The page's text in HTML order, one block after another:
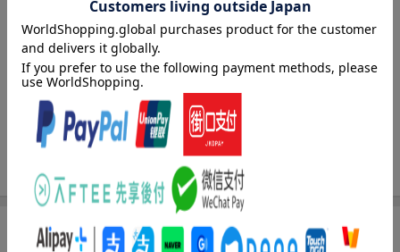
歌うことが好きな少年・マコトは人前で歌うのが苦手だった。あ
る夜、海に向かってひとりで歌っているとノブアキという少年に
出会う。黙ってマコトの歌を聞いてくれたノブアキに居心地の良
さを感じたが、気づけば彼はいなくなっていた。もう二度と会え
ないと思っていたノブアキと高校で再会したマコトは、彼に恋し
ていることに気が付く。しかし思いを告げられないまま卒業を迎
えた。そして再び、大学生になった二人は巡り合い──…。ドライ
なイケメン男子×健気な一途男子が織りなす、長い長い片想いラブ
商品レビュー（2件）